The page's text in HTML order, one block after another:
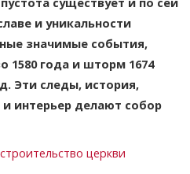
и уникальности
значимые события,
1580 года и шторм 1674
Эти следы, история,
и интерьер делают собор
церкви